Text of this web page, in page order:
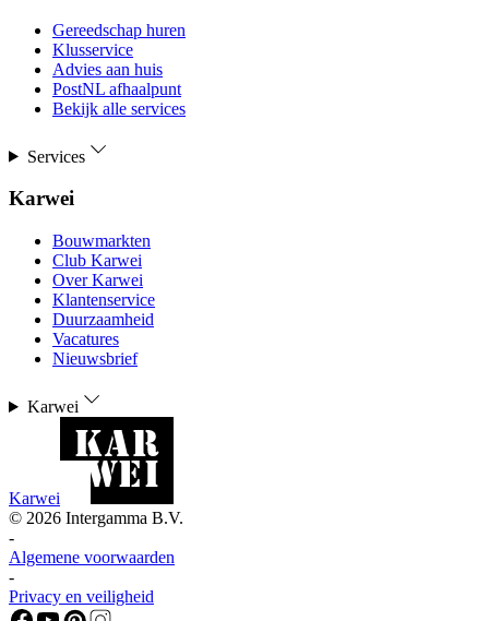
Gereedschap huren
Klusservice
Advies aan huis
PostNL afhaalpunt
Bekijk alle services
Services
Karwei
Bouwmarkten
Club Karwei
Over Karwei
Klantenservice
Duurzaamheid
Vacatures
Nieuwsbrief
Karwei
Karwei
© 2026 Intergamma B.V.
-
Algemene voorwaarden
-
Privacy en veiligheid